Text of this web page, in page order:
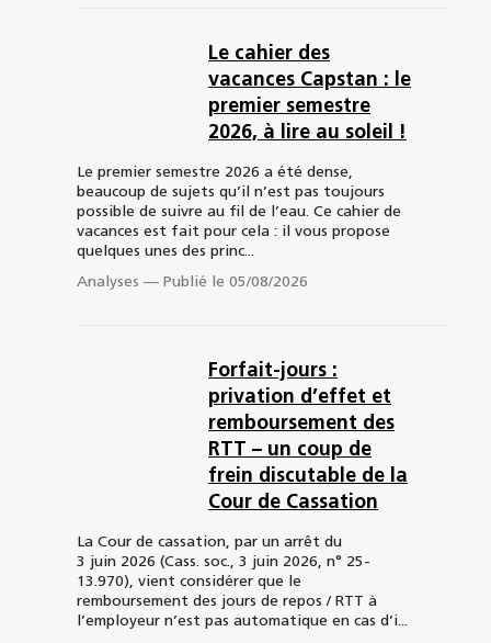
Le cahier des
vacances Capstan : le
premier semestre
2026, à lire au soleil !
Le premier semestre 2026 a été dense,
beaucoup de sujets qu’il n’est pas toujours
possible de suivre au fil de l’eau. Ce cahier de
vacances est fait pour cela : il vous propose
quelques unes des princ...
Analyses — Publié le 05/08/2026
Forfait-jours :
privation d’effet et
remboursement des
RTT – un coup de
frein discutable de la
Cour de Cassation
La Cour de cassation, par un arrêt du
3 juin 2026 (Cass. soc., 3 juin 2026, n° 25-
13.970), vient considérer que le
remboursement des jours de repos / RTT à
l’employeur n’est pas automatique en cas d’i...